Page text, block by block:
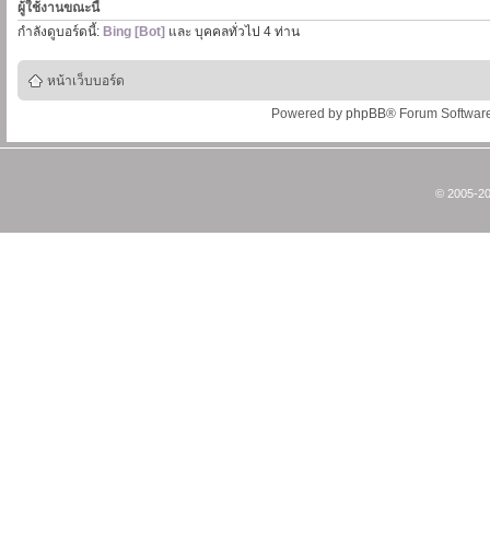
ผู้ใช้งานขณะนี้
กำลังดูบอร์ดนี้: Bing [Bot] และ บุคคลทั่วไป 4 ท่าน
หน้าเว็บบอร์ด
Powered by phpBB® Forum
© 2005-